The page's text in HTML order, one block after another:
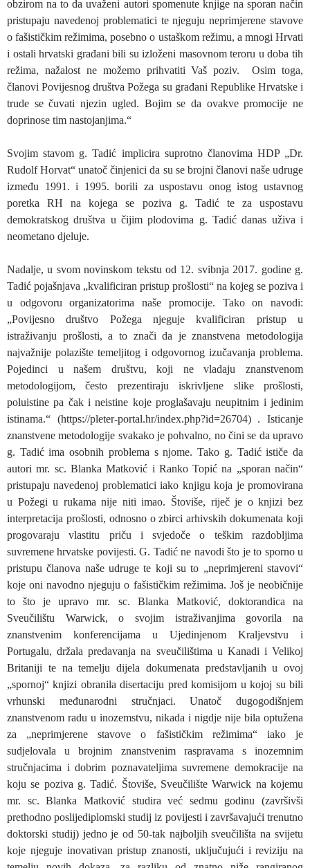
obzirom na to da uvaženi autori spomenute knjige na sporan način
pristupaju navedenoj problematici te njeguju neprimjerene stavove
o fašističkim režimima, posebno o ustaškom režimu, a mnogi Hrvati
i ostali hrvatski građani bili su izloženi masovnom teroru u doba tih
režima, nažalost ne možemo prihvatiti Vaš poziv. Osim toga,
članovi Povijesnog društva Požega su građani Republike Hrvatske i
trude se čuvati njezin ugled. Bojim se da ovakve promocije ne
doprinose tim nastojanjima.“
Svojim stavom g. Tadić implicira suprotno članovima HDP „Dr.
Rudolf Horvat“ unatoč činjenici da su se brojni članovi naše udruge
između 1991. i 1995. borili za uspostavu onog istog ustavnog
poretka RH na kojega se poziva g. Tadić te za uspostavu
demokratskog društva u čijim plodovima g. Tadić danas uživa i
neometano djeluje.
Nadalje, u svom novinskom tekstu od 12. svibnja 2017. godine g.
Tadić pojašnjava „kvalificiran pristup prošlosti“ na kojeg se poziva i
u odgovoru organizatorima naše promocije. Tako on navodi:
„Povijesno društvo Požega njeguje kvalificiran pristup u
istraživanju prošlosti, a to znači da je znanstvena metodologija
najvažnije polazište temeljitog i odgovornog izučavanja problema.
Pojedinci u našem društvu, koji ne vladaju znanstvenom
metodologijom, često prezentiraju iskrivljene slike prošlosti,
poluistine pa čak i neistine koje proglašavaju neupitnim i jedinim
istinama.“ (https://pleter-portal.hr/index.php?id=26704) . Isticanje
znanstvene metodologije svakako je pohvalno, no čini se da upravo
g. Tadić ima osobnih problema s njome. Tako g. Tadić ističe da
autori mr. sc. Blanka Matković i Ranko Topić na „sporan način“
pristupaju navedenoj problematici iako knjigu koja je promovirana
u Požegi u rukama nije niti imao. Štoviše, riječ je o knjizi bez
interpretacija prošlosti, odnosno o zbirci arhivskih dokumenata koji
progovaraju vlastitu priču i svjedoče o teškim razdobljima
suvremene hrvatske povijesti. G. Tadić ne navodi što je to sporno u
pristupu članova naše udruge te koji su to „neprimjereni stavovi“
koje oni navodno njeguju o fašističkim režimima. Još je neobičnije
to što je upravo mr. sc. Blanka Matković, doktorandica na
Sveučilištu Warwick, o svojim istraživanjima govorila na
znanstvenim konferencijama u Ujedinjenom Kraljevstvu i
Portugalu, držala predavanja na sveučilištima u Kanadi i Velikoj
Britaniji te na temelju dijela dokumenata predstavljanih u ovoj
„spornoj“ knjizi obranila disertaciju pred komisijom u kojoj su bili
vrhunski međunarodni stručnjaci. Unatoč dugogodišnjem
znanstvenom radu u inozemstvu, nikada i nigdje nije bila optužena
za „neprimjerene stavove o fašističkim režimima“ iako je
sudjelovala u brojnim znanstvenim raspravama s inozemnim
stručnjacima i dobrim poznavateljima suvremene demokracije na
koju se poziva g. Tadić. Štoviše, Sveučilište Warwick na kojemu
mr. sc. Blanka Matković studira već sedmu godinu (završivši
prethodno poslijediplomski studij iz povijesti i završavajući trenutno
doktorski studij) jedno je od 50-tak najboljih sveučilišta na svijetu
koje njeguje inovativan pristup znanosti, uključujući i reviziju na